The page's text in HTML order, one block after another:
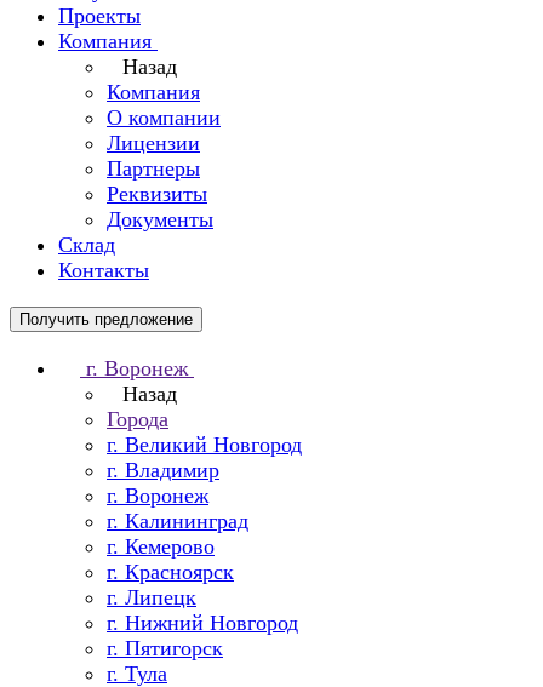
Проекты
Компания
Назад
Компания
О компании
Лицензии
Партнеры
Реквизиты
Документы
Склад
Контакты
Получить предложение
г. Воронеж
Назад
Города
г. Великий Новгород
г. Владимир
г. Воронеж
г. Калининград
г. Кемерово
г. Красноярск
г. Липецк
г. Нижний Новгород
г. Пятигорск
г. Тула